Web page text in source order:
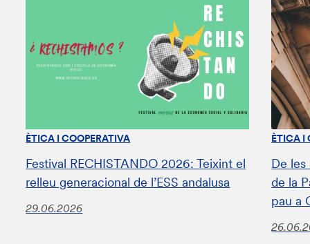
ÈTICA I COOPERATIVA
Festival RECHISTANDO 2026: Teixint el
relleu generacional de l’ESS andalusa
29.06.2026
ÈTICA I
De les
de la
pau a